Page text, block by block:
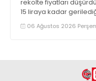
rekolte fiyatları
15 liraya kadar
tepki gösterdi
06 Ağustos 2026